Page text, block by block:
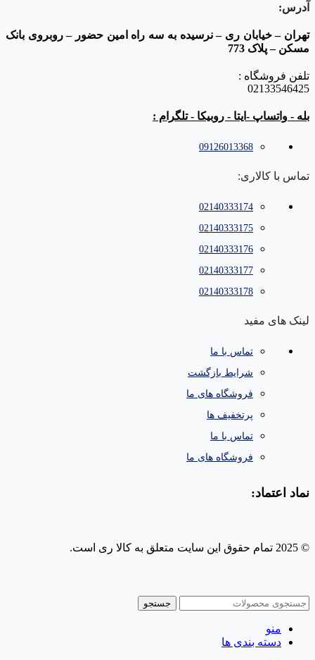
آدرس:
تهران – خیابان ری – نرسیده به سه راه امین حضور – روبروی بانک
مسکن – پلاک 773
تلفن فروشگاه :
02133546425
بله - واتساپ -ایتا - روبیکا - تلگرام :
09126013368
تماس با کالاری:
02140333174
02140333175
02140333176
02140333177
02140333178
لینک های مفید
تماس با ما
شرایط بازگشت
فروشگاه های ما
پرتخفیف ها
تماس با ما
فروشگاه های ما
نماد اعتماد:
© 2025 تمام حقوق این سایت متعلق به کالا ری است.
جستجو
منو
دسته بندی ها